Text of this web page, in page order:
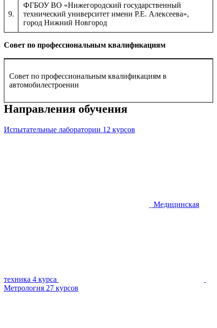
9.
ФГБОУ ВО «Нижегородский государственный
технический университет имени Р.Е. Алексеева»,
город Нижний Новгород
Совет по профессиональным квалификациям
Совет по профессиональным квалификациям в
автомобилестроении
Направления обучения
Испытательные лаборатории 12 курсов
Медицинская
техника 4 курса
Метрология 27 курсов